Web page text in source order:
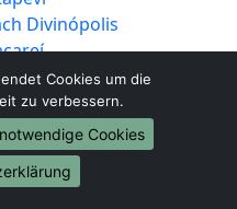
Divinópolis
Colombo
Araraquara
Maracanaú
Cookies um die
zu verbessern.
Cookies